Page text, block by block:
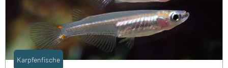
Karpfenfische